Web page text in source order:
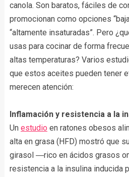
canola. Son baratos, fáciles de
promocionan como opciones
“altamente insaturadas”. Pero
usas para cocinar de forma
altas temperaturas? Varios
que estos aceites pueden tener
merecen atención:
Inflamación y resistencia a la
Un estudio en ratones obesos
alta en grasa (HFD) mostró que
girasol ―rico en ácidos grasos
resistencia a la insulina inducida